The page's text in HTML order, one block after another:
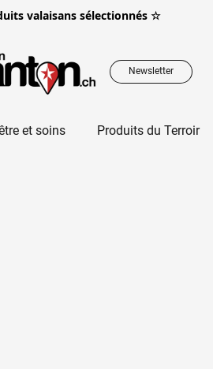
valaisans sélectionnés ☆
Newsletter
et soins Produits du Terroir